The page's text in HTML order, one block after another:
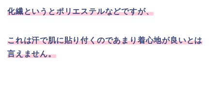
化繊というとポリエステルなどですが、
これは汗で肌に貼り付くのであまり着心地が良いとは
言えません。